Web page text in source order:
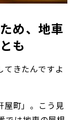
め、地車
も
きたんですよ
屋町」。こう見